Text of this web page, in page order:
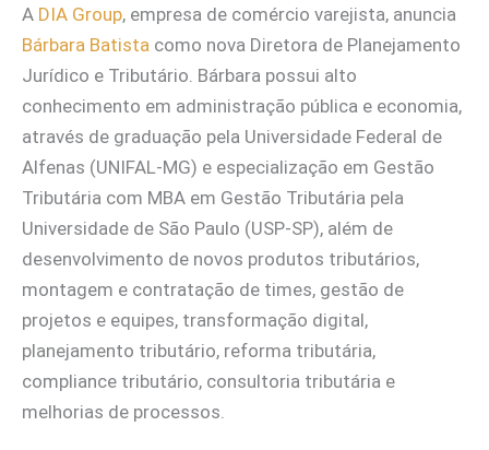
A DIA Group, empresa de comércio varejista, anuncia
Bárbara Batista como nova Diretora de Planejamento
Jurídico e Tributário. Bárbara possui alto
conhecimento em administração pública e economia,
através de graduação pela Universidade Federal de
Alfenas (UNIFAL-MG) e especialização em Gestão
Tributária com MBA em Gestão Tributária pela
Universidade de São Paulo (USP-SP), além de
desenvolvimento de novos produtos tributários,
montagem e contratação de times, gestão de
projetos e equipes, transformação digital,
planejamento tributário, reforma tributária,
compliance tributário, consultoria tributária e
melhorias de processos.